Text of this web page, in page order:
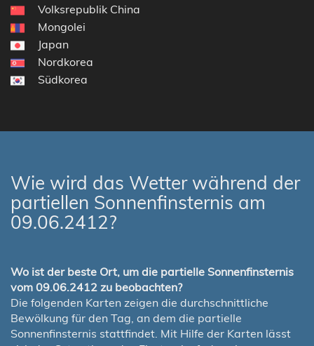
Volksrepublik China
Mongolei
Japan
Nordkorea
Südkorea
Wie wird das Wetter während der
partiellen Sonnenfinsternis am
09.06.2412?
Wo ist der beste Ort, um die partielle Sonnenfinsternis
vom 09.06.2412 zu beobachten?
Die folgenden Karten zeigen die durchschnittliche
Bewölkung für den Tag, an dem die partielle
Sonnenfinsternis stattfindet. Mit Hilfe der Karten lässt